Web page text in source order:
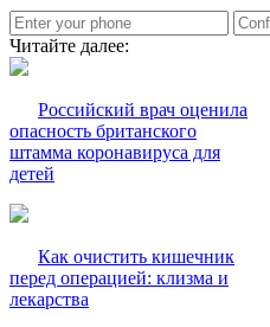
Читайте далее:
Российский врач оценила
опасность британского
штамма коронавируса для
детей
Как очистить кишечник
перед операцией: клизма и
лекарства